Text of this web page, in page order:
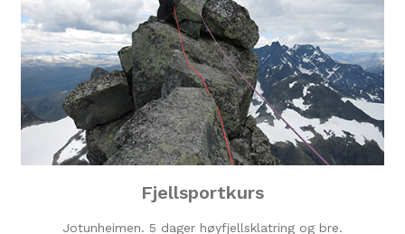
Fjellsportkurs
Jotunheimen. 5 dager høyfjellsklatring og bre.